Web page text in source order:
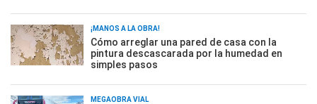
¡MANOS A LA OBRA!
Cómo arreglar una pared de casa con la
pintura descascarada por la humedad en
simples pasos
MEGAOBRA VIAL